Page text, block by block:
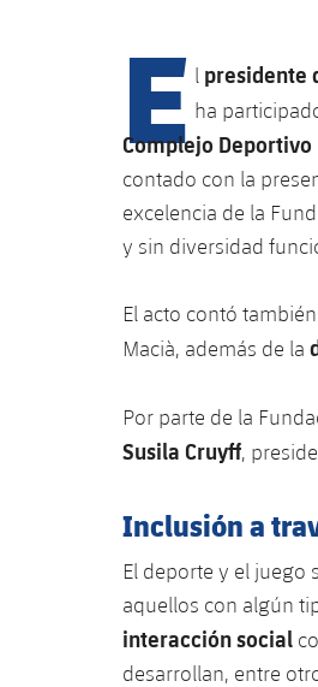
E l presidente
ha
Complejo
contado con la
excelencia de la
y sin diversidad
El acto contó
Macià, además de la
Por parte de la
Susila Cruyff,
Inclusión a
El deporte y el juego
aquellos con algún
interacción social
desarrollan, entre